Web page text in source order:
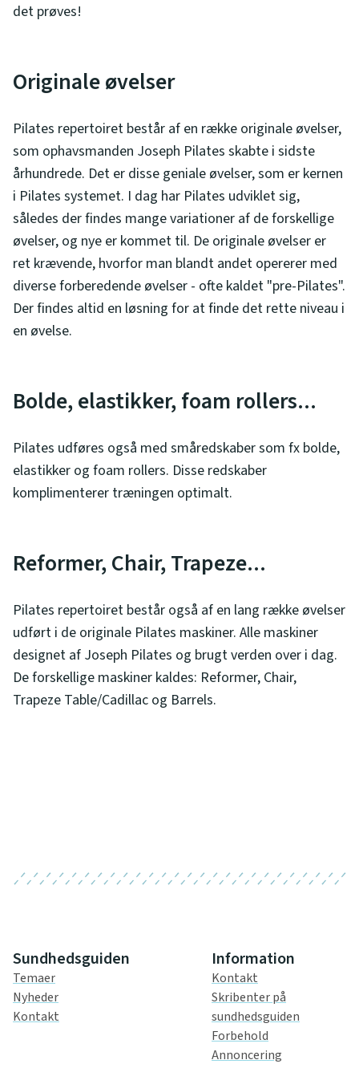
det prøves!
Originale øvelser
Pilates repertoiret består af en række originale øvelser,
som ophavsmanden Joseph Pilates skabte i sidste
århundrede. Det er disse geniale øvelser, som er kernen
i Pilates systemet. I dag har Pilates udviklet sig,
således der findes mange variationer af de forskellige
øvelser, og nye er kommet til. De originale øvelser er
ret krævende, hvorfor man blandt andet opererer med
diverse forberedende øvelser - ofte kaldet "pre-Pilates".
Der findes altid en løsning for at finde det rette niveau i
en øvelse.
Bolde, elastikker, foam rollers...
Pilates udføres også med småredskaber som fx bolde,
elastikker og foam rollers. Disse redskaber
komplimenterer træningen optimalt.
Reformer, Chair, Trapeze...
Pilates repertoiret består også af en lang række øvelser
udført i de originale Pilates maskiner. Alle maskiner
designet af Joseph Pilates og brugt verden over i dag.
De forskellige maskiner kaldes: Reformer, Chair,
Trapeze Table/Cadillac og Barrels.
Sundhedsguiden
Temaer
Nyheder
Kontakt
Information
Kontakt
Skribenter på
sundhedsguiden
Forbehold
Annoncering